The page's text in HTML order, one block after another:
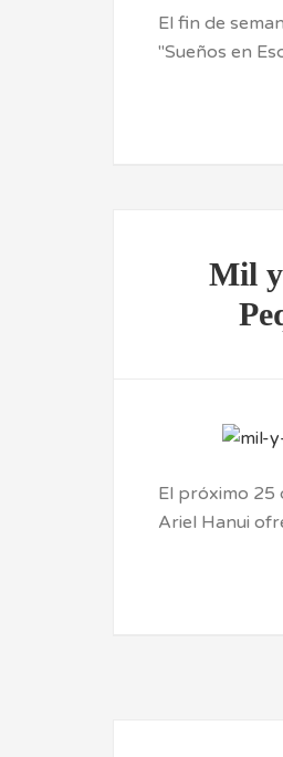
El fin de
"Sueños en
Mil y
El próximo 25
Ariel Hanui